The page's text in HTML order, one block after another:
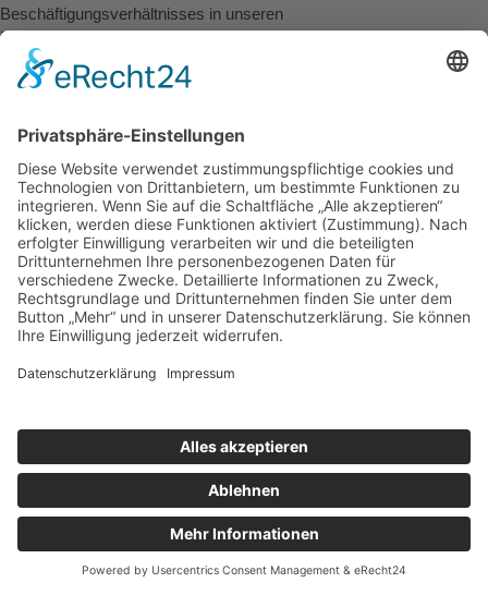
Beschäftigungsverhältnisses in unseren
Datenverarbeitungssystemen gespeichert.
Aufbewahrungsdauer der Daten
Sofern wir Ihnen kein Stellenangebot machen können, Sie ein
Stellenangebot ablehnen oder Ihre Bewerbung zurückziehen,
behalten wir uns das Recht vor, die von Ihnen übermittelten Daten
auf Grundlage unserer berechtigten Interessen (Art. 6 Abs. 1 lit. f
DSGVO) bis zu 6 Monate ab der Beendigung des
Bewerbungsverfahrens (Ablehnung oder Zurückziehung der
Bewerbung) bei uns aufzubewahren. Anschließend werden die Daten
gelöscht und die physischen Bewerbungsunterlagen vernichtet. Die
Aufbewahrung dient insbesondere Nachweiszwecken im Falle eines
6-Monatsfrist erforderlich sein werden (z. B. aufgrund eines
statt, wenn der Zweck für die weitergehende Aufbewahrung entfällt.
Eine längere Aufbewahrung kann außerdem stattfinden, wenn Sie
eine entsprechende Einwilligung (Art. 6 Abs. 1 lit. a DSGVO) erteilt
haben oder wenn gesetzliche Aufbewahrungspflichten der Löschung
entgegenstehen.